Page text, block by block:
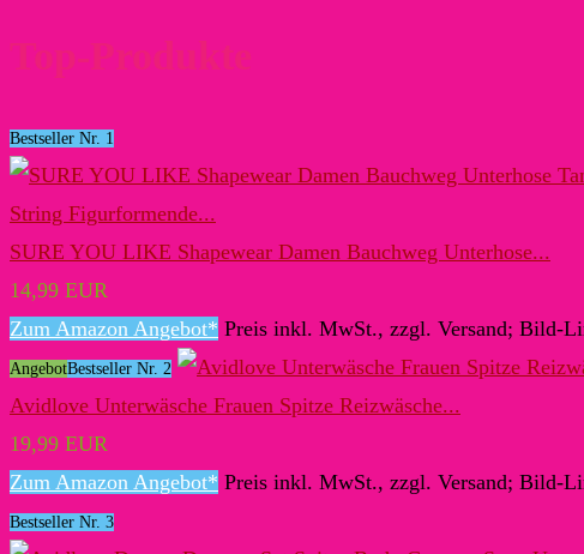
Top-Produkte
Bestseller Nr. 1
SURE YOU LIKE Shapewear Damen Bauchweg Unterhose...
14,99 EUR
Zum Amazon Angebot* Preis inkl. MwSt., zzgl. Versand; Bild-
AngebotBestseller Nr. 2
Avidlove Unterwäsche Frauen Spitze Reizwäsche...
19,99 EUR
Zum Amazon Angebot* Preis inkl. MwSt., zzgl. Versand; Bild-
Bestseller Nr. 3